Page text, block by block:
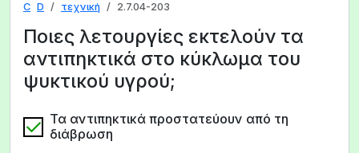
C D τεχνική 2.7.04-203
Ποιες λετουργίες εκτελούν τα
αντιπηκτικά στο κύκλωμα του
ψυκτικού υγρού;
Τα αντιπηκτικά προστατεύουν από τη
διάβρωση